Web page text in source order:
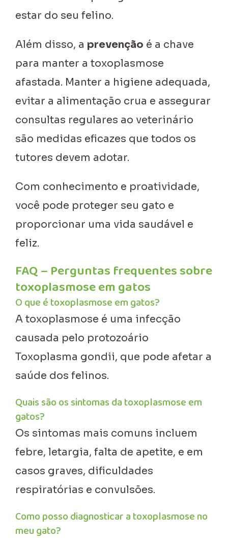
estar do seu felino.
Além disso, a prevenção é a chave
para manter a toxoplasmose
afastada. Manter a higiene adequada,
evitar a alimentação crua e assegurar
consultas regulares ao veterinário
são medidas eficazes que todos os
tutores devem adotar.
Com conhecimento e proatividade,
você pode proteger seu gato e
proporcionar uma vida saudável e
feliz.
FAQ – Perguntas frequentes sobre
toxoplasmose em gatos
O que é toxoplasmose em gatos?
A toxoplasmose é uma infecção
causada pelo protozoário
Toxoplasma gondii, que pode afetar a
saúde dos felinos.
Quais são os sintomas da toxoplasmose em
gatos?
Os sintomas mais comuns incluem
febre, letargia, falta de apetite, e em
casos graves, dificuldades
respiratórias e convulsões.
Como posso diagnosticar a toxoplasmose no
meu gato?